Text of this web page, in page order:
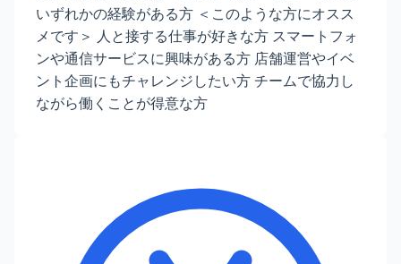
いずれかの経験がある方 ＜このような方にオスス
メです＞ 人と接する仕事が好きな方 スマートフォ
ンや通信サービスに興味がある方 店舗運営やイベ
ント企画にもチャレンジしたい方 チームで協力し
ながら働くことが得意な方